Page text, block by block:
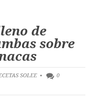
de
sobre
SOLEE •
0